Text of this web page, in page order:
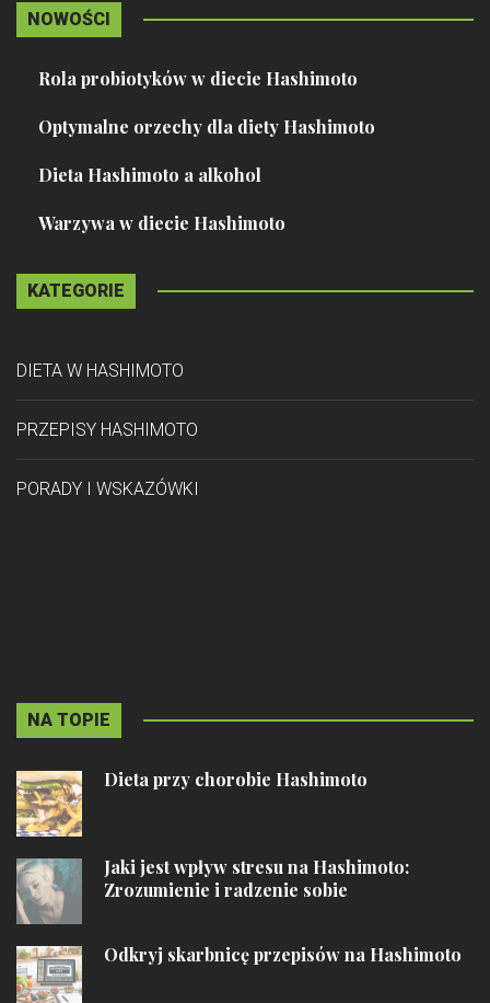
NOWOŚCI
Rola probiotyków w diecie Hashimoto
Optymalne orzechy dla diety Hashimoto
Dieta Hashimoto a alkohol
Warzywa w diecie Hashimoto
KATEGORIE
DIETA W HASHIMOTO
PRZEPISY HASHIMOTO
PORADY I WSKAZÓWKI
NA TOPIE
Dieta przy chorobie Hashimoto
Jaki jest wpływ stresu na Hashimoto:
Zrozumienie i radzenie sobie
Odkryj skarbnicę przepisów na Hashimoto